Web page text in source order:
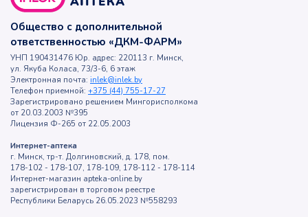
Общество с дополнительной
ответственностью «ДКМ-ФАРМ»
УНП 190431476 Юр. адрес: 220113 г. Минск,
ул. Якуба Коласа, 73/3-6, 6 этаж
Электронная почта: inlek@inlek.by
Телефон приемной: +375 (44) 755-17-27
Зарегистрировано решением Мингорисполкома
от 20.03.2003 №395
Лицензия Ф-265 от 22.05.2003
Интернет-аптека
г. Минск, тр-т. Долгиновский, д. 178, пом.
178-102 - 178-107, 178-109, 178-112 - 178-114
Интернет-магазин apteka-online.by
зарегистрирован в торговом реестре
Республики Беларусь 26.05.2023 №558293